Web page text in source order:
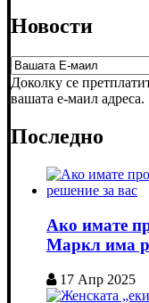
Новости
Доколку се
вашата е-маил адреса.
Последно
Ако имате
Маркл има
17 Апр 2025